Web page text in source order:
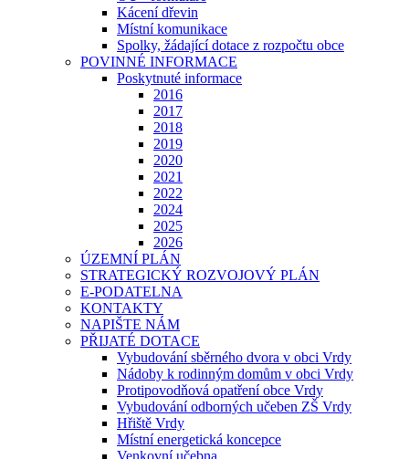
Kácení dřevin
Místní komunikace
Spolky, žádající dotace z rozpočtu obce
POVINNÉ INFORMACE
Poskytnuté informace
2016
2017
2018
2019
2020
2021
2022
2024
2025
2026
ÚZEMNÍ PLÁN
STRATEGICKÝ ROZVOJOVÝ PLÁN
E-PODATELNA
KONTAKTY
NAPIŠTE NÁM
PŘIJATÉ DOTACE
Vybudování sběrného dvora v obci Vrdy
Nádoby k rodinným domům v obci Vrdy
Protipovodňová opatření obce Vrdy
Vybudování odborných učeben ZŠ Vrdy
Hřiště Vrdy
Místní energetická koncepce
Venkovní učebna